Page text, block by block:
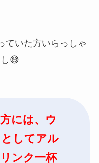
ていた方いらっしゃ
😅
には、ウ
してアル
ンク一杯